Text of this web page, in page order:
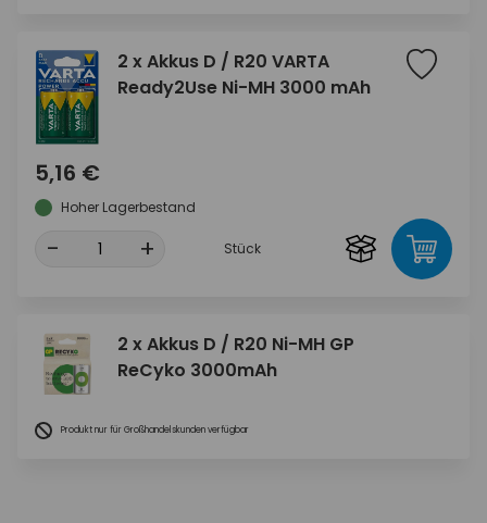
2 x Akkus D / R20 VARTA
Ready2Use Ni-MH 3000 mAh
5,16 €
Hoher Lagerbestand
- + Stück
2 x Akkus D / R20 Ni-MH GP
ReCyko 3000mAh
Produkt nur für Großhandelskunden verfügbar